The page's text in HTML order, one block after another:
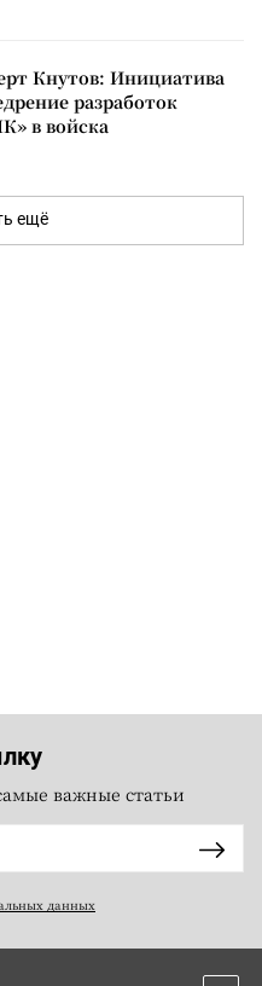
Кнутов: Инициатива
разработок
в войска
ещё
важные статьи
данных